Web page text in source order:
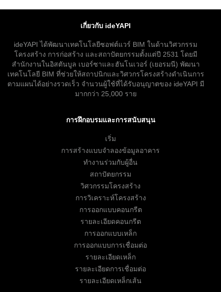
เกี่ยวกับ ideYAPI
ideYAPI ได้พัฒนาเทคโนโลยีซอฟต์แวร์ BIM ในด้านวิศวกรรม
โครงสร้าง การก่อสร้าง และสถาปัตยกรรมตั้งแต่ปี 2531 โดยมี
สำนักงานในอิสตันบูล เบอร์ซาและฮันโนเวอร์ (เยอรมนี) พัฒนา
เทคโนโลยี BIM ที่ช่วยให้สถาปนิกและวิศวกรโครงสร้างดำเนินการ
ตามแผนได้อย่างรวดเร็ว จำนวนผู้ใช้ที่ได้รับอนุญาตของ ideYAPI มี
มากกว่า 25,000 ราย
การฝึกอบรมและการสนับสนุน
เริ่ม
การสร้างแบบจำลองข้อมูลอาคาร
ทำงานร่วมกับผู้อื่น
สถาปัตยกรรม
วิศวกรรมโครงสร้าง
การวิเคราะห์โครงสร้าง
การออกแบบคอนกรีต
รายละเอียดคอนกรีต
การออกแบบเหล็ก
การออกแบบการเชื่อมต่อ
รายละเอียดเหล็ก
รายละเอียดการเชื่อมต่อ
รายละเอียดเหล็กเส้น